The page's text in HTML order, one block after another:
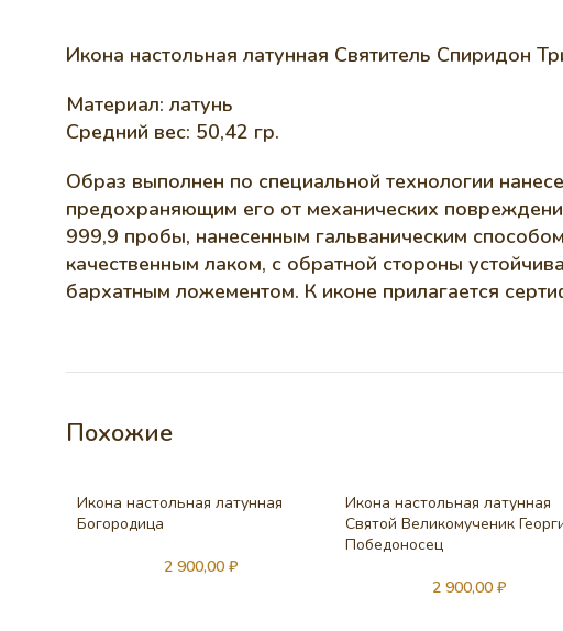
Икона настольная латунная Святитель Спиридон
Материал: латунь
Средний вес: 50,42 гр.
Образ выполнен по специальной технологии
предохраняющим его от механических
999,9 пробы, нанесенным гальваническим
качественным лаком, с обратной стороны
бархатным ложементом. К иконе прилагается
Похожие
Икона настольная латунная
Богородица
2 900,00 ₽
Икона настольная латунная
Святой Великомученик
Победоносец
2 900,00₽